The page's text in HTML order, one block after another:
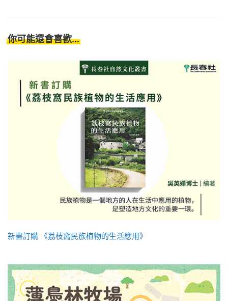
你可能還會喜歡...
新書訂購 《荔枝窩民族植物的生活應用》